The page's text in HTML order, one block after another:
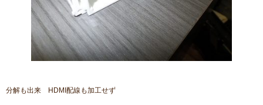
分解も出来 HDMI配線も加工せず